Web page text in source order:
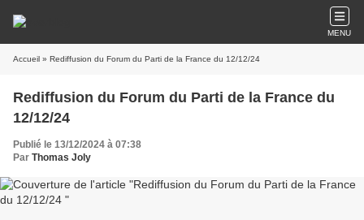
MENU
Accueil » Rediffusion du Forum du Parti de la France du 12/12/24
Rediffusion du Forum du Parti de la France du
12/12/24
Publié le 13/12/2024 à 07:38
Par Thomas Joly